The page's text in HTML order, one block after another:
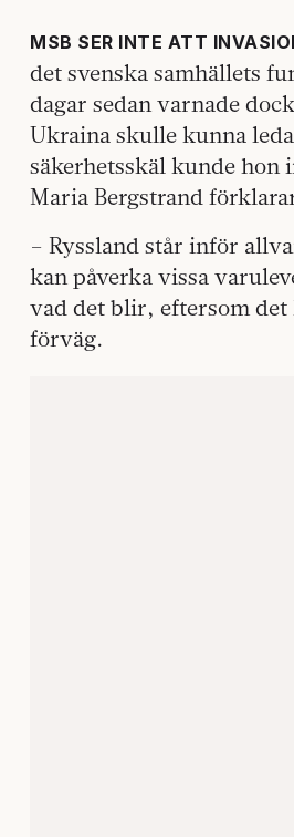
MSB SER INTE ATT
det svenska samhällets
dagar sedan varnade
Ukraina skulle kunna
säkerhetsskäl kunde hon
Maria Bergstrand
– Ryssland står inför
kan påverka vissa
vad det blir, eftersom det
förväg.